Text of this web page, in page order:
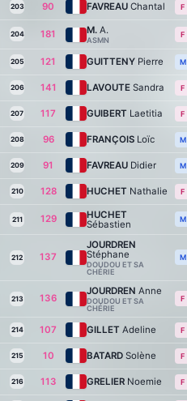
203 90 FAVREAU Chantal F
204 181 M. A.
ASMN
F
205 121 GUITTENY Pierre M
206 141 LAVOUTE Sandra F
207 117 GUIBERT Laetitia F
208 96 FRANÇOIS Loïc M
209 91 FAVREAU Didier M
210 128 HUCHET Nathalie F
211 129
HUCHET
Sébastien
M
212 137
JOURDREN
Stéphane
DOUDOU ET SA
CHÉRIE
M
213 136
JOURDREN Anne
DOUDOU ET SA
CHÉRIE
F
214 107 GILLET Adeline F
215 10 BATARD Solène F
216 113 GRELIER Noemie F